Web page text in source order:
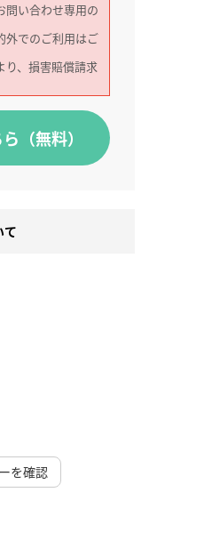
問い合わせ専用の
外でのご利用はご
り、損害賠償請求
（無料）
て
を確認